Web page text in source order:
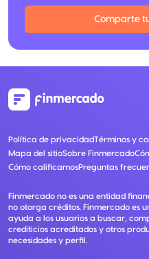
Comparte
Política de privacidadTérminos y
Mapa del sitioSobre Finmercado
Cómo calificamosPreguntas
Finmercado no es una entidad
no otorga créditos. Finmercado es
ayuda a los usuarios a buscar,
crediticios acreditados y otros
necesidades y perfil.